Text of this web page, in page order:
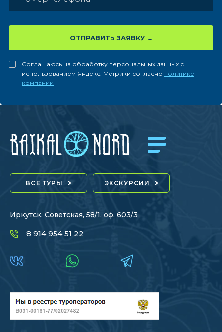
ОТПРАВИТЬ ЗАЯВКУ
Соглашаюсь на обработку персональных данных с
использованием Яндекс. Метрики согласно политике
компании
ВСЕ ТУРЫ ЭКСКУРСИИ
Иркутск, Советская, 58/1, оф. 603/3
8 914 954 51 22